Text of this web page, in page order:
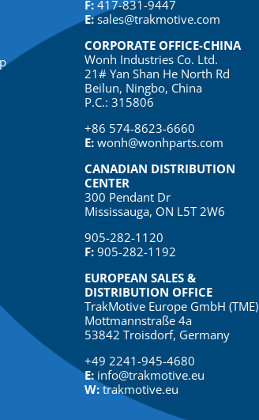
F:417-831-9447
E:sales@trakmotive.com
CORPORATE OFFICE-CHINA
Wonh Industries Co. Ltd.
21# Yan Shan He North Rd
Beilun, Ningbo, China
P.C.: 315806
+86 574-8623-6660
E:wonh@wonhparts.com
CANADIAN DISTRIBUTION
CENTER
300 Pendant Dr
Mississauga, ON L5T 2W6
905-282-1120
F:905-282-1192
EUROPEAN SALES &
DISTRIBUTION OFFICE
TrakMotive Europe GmbH (TME)
Mottmannstraße 4a
53842 Troisdorf, Germany
+49 2241-945-4680
E:info@trakmotive.eu
W:trakmotive.eu